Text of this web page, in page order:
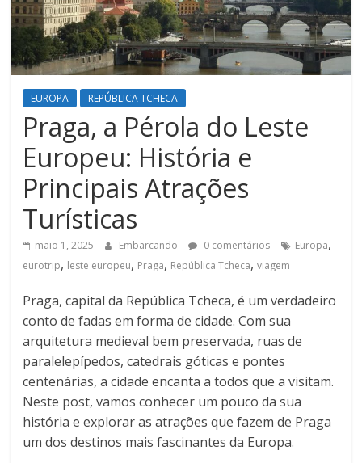
EUROPA REPÚBLICA TCHECA
Praga, a Pérola do Leste
Europeu: História e
Principais Atrações
Turísticas
maio 1, 2025 Embarcando 0 comentários Europa,
eurotrip, leste europeu, Praga, República Tcheca,viagem
Praga, capital da República Tcheca, é um verdadeiro
conto de fadas em forma de cidade. Com sua
arquitetura medieval bem preservada, ruas de
paralelepípedos, catedrais góticas e pontes
centenárias, a cidade encanta a todos que a visitam.
Neste post, vamos conhecer um pouco da sua
história e explorar as atrações que fazem de Praga
um dos destinos mais fascinantes da Europa.